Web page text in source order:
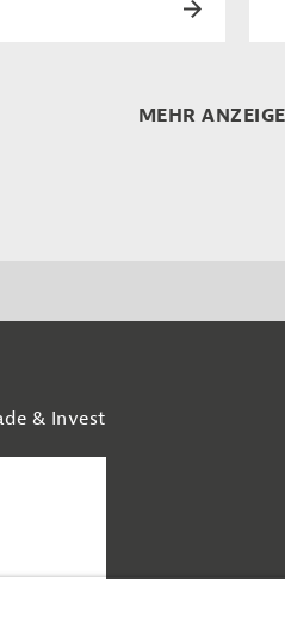
MEHR
& Invest